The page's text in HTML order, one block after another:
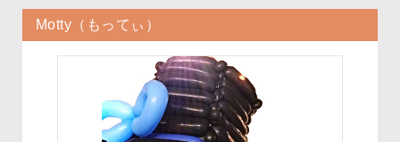
Motty（もってぃ）